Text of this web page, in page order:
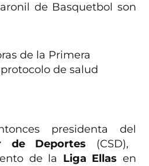
de Basquetbol son
presidenta del
de Deportes (CSD),
de la Liga Ellas en